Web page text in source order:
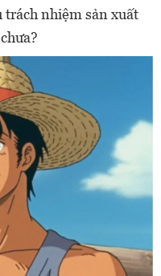
trách nhiệm sản xuất